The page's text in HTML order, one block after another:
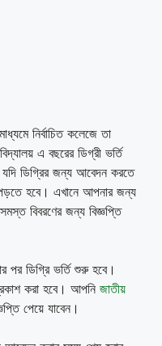
নির্বাচিত কলেজে তা
এ বছরের ডিগ্রী ভর্তি
ডিগ্রির জন্য আবেদন করতে
হবে। এখানে আপনার জন্য
বিবরণের জন্য বিজ্ঞপ্তি
পর ডিগ্রি ভর্তি শুরু হবে।
করা হবে। আপনি জাতীয়
পেয়ে যাবেন।